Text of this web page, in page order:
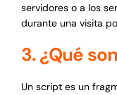
servidores o a los
durante una visita
3. ¿Qué
Un script es un